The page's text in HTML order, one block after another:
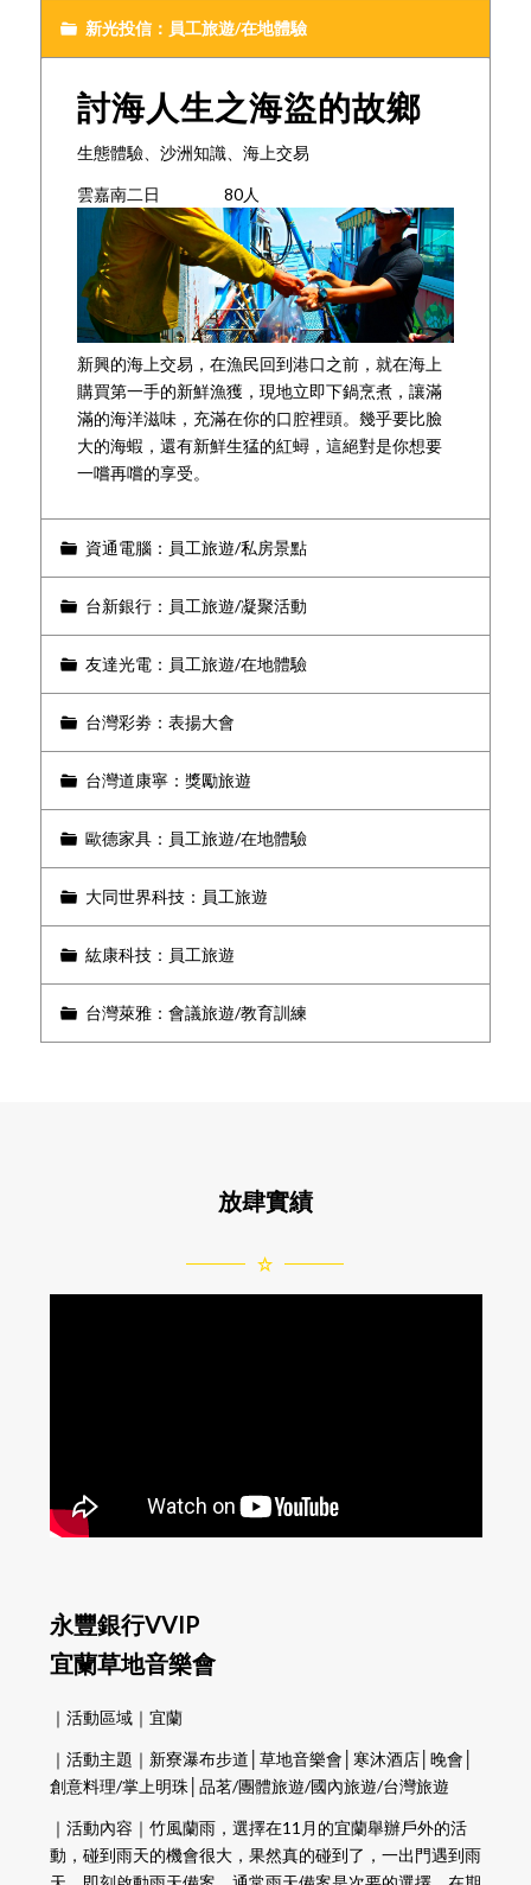
新光投信：員工旅遊/在地體驗
討海人生之海盜的故鄉
生態體驗、沙洲知識、海上交易
雲嘉南二日 80人
新興的海上交易，在漁民回到港口之前，就在海上
購買第一手的新鮮漁獲，現地立即下鍋烹煮，讓滿
滿的海洋滋味，充滿在你的口腔裡頭。幾乎要比臉
大的海蝦，還有新鮮生猛的紅蟳，這絕對是你想要
一嚐再嚐的享受。
資通電腦：員工旅遊/私房景點
台新銀行：員工旅遊/凝聚活動
友達光電：員工旅遊/在地體驗
台灣彩劵：表揚大會
台灣道康寧：獎勵旅遊
歐德家具：員工旅遊/在地體驗
大同世界科技：員工旅遊
紘康科技：員工旅遊
台灣萊雅：會議旅遊/教育訓練
放肆實績
永豐銀行VVIP
宜蘭草地音樂會
｜活動區域｜宜蘭
｜活動主題｜新寮瀑布步道│草地音樂會│寒沐酒店│晚會│
創意料理/掌上明珠│品茗/團體旅遊/國內旅遊/台灣旅遊
｜活動內容｜竹風蘭雨，選擇在11月的宜蘭舉辦戶外的活
動，碰到雨天的機會很大，果然真的碰到了，一出門遇到雨